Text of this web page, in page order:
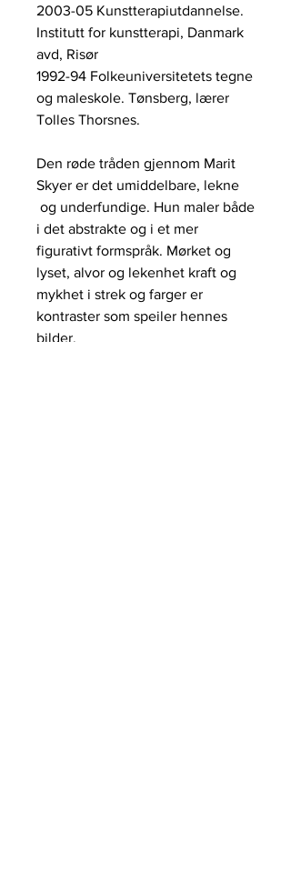
2003-05 Kunstterapiutdannelse.
Institutt for kunstterapi, Danmark
avd, Risør
1992-94 Folkeuniversitetets tegne
og maleskole. Tønsberg, lærer
Tolles Thorsnes.
Den røde tråden gjennom Marit
Skyer er det umiddelbare, lekne
og underfundige. Hun maler både
i det abstrakte og i et mer
figurativt formspråk. Mørket og
lyset, alvor og lekenhet kraft og
mykhet i strek og farger er
kontraster som speiler hennes
bilder.